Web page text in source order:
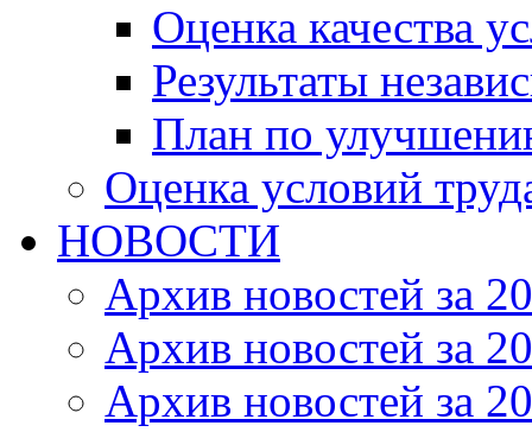
Оценка качества
Результаты
План по
Оценка условий
НОВОСТИ
Архив новостей за
Архив новостей за
Архив новостей за